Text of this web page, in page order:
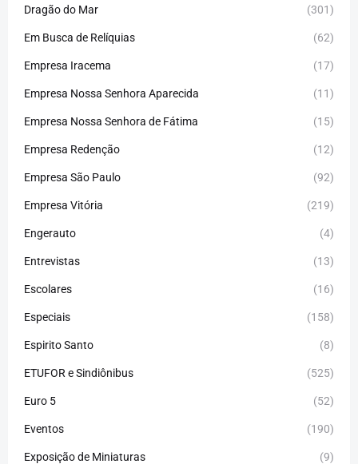
Dragão do Mar (301)
Em Busca de Relíquias (62)
Empresa Iracema (17)
Empresa Nossa Senhora Aparecida (11)
Empresa Nossa Senhora de Fátima (15)
Empresa Redenção (12)
Empresa São Paulo (92)
Empresa Vitória (219)
Engerauto (4)
Entrevistas (13)
Escolares (16)
Especiais (158)
Espirito Santo (8)
ETUFOR e Sindiônibus (525)
Euro 5 (52)
Eventos (190)
Exposição de Miniaturas (9)